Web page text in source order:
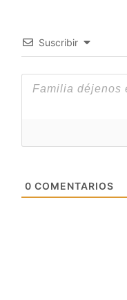
Suscribir
0 COMENTARIOS